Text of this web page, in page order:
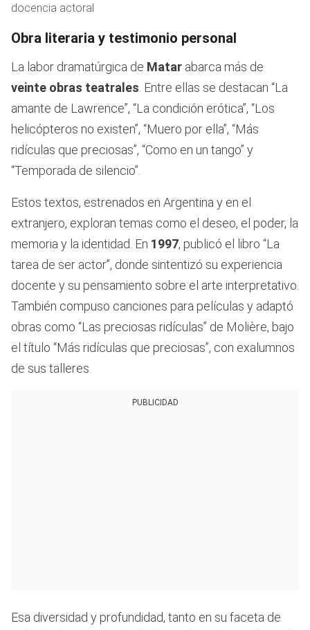
docencia actoral
Obra literaria y testimonio personal
La labor dramatúrgica de Matar abarca más de
veinte obras teatrales . Entre ellas se destacan “La
amante de Lawrence”, “La condición erótica”, “Los
helicópteros no existen”, “Muero por ella”, “Más
ridículas que preciosas”, “Como en un tango” y
“Temporada de silencio”.
Estos textos, estrenados en Argentina y en el
extranjero, exploran temas como el deseo, el poder, la
memoria y la identidad. En 1997, publicó el libro “La
tarea de ser actor”, donde sintentizó su experiencia
docente y su pensamiento sobre el arte interpretativo.
También compuso canciones para películas y adaptó
obras como “Las preciosas ridículas” de Molière, bajo
el título “Más ridículas que preciosas”, con exalumnos
de sus talleres.
PUBLICIDAD
Esa diversidad y profundidad, tanto en su faceta de